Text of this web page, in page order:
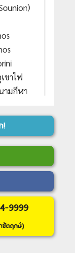
ขาไฟ
ามกีฬา
บิน
วา-เดล
ดลฟี-ชม
ก้า
AIR-
!
9999
ขัตฤกษ์)